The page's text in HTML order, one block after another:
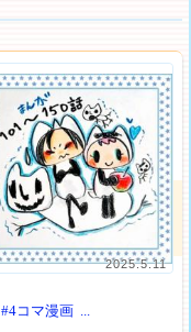
2025.5.11
#4コマ漫画 ...